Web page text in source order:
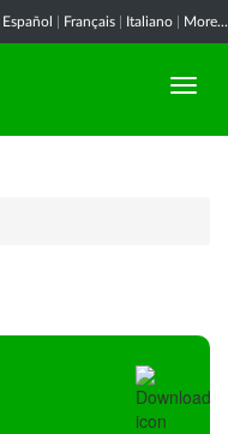
Español Français Italiano More...